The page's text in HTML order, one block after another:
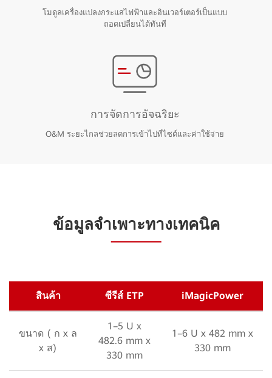
โมดูลเครื่องแปลงกระแสไฟฟ้าและอินเวอร์เตอร์เป็นแบบ
ถอดเปลี่ยนได้ทันที
การจัดการอัจฉริยะ
O&M ระยะไกลช่วยลดการเข้าไปที่ไซต์และค่าใช้จ่าย
ข้อมูลจำเพาะทางเทคนิค
สินค้า ซีรีส์ ETP iMagicPower
ขนาด ( ก x ล
x ส)
1–5 U x
482.6 mm x
330 mm
1–6 U x 482 mm x
330 mm